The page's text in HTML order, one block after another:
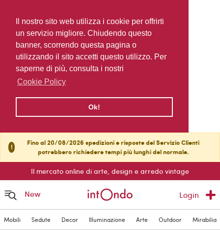
Il nostro sito web utilizza i cookie per offrirti
un servizio migliore. Chiudendo questo
banner, scorrendo questa pagina o
utilizzando il sito accetti questo utilizzo. Per
saperne di più, consulta i nostri
Cookie Policy
Ok!
!
Fino al 20/08/2026 spedizioni e risposte del Servizio Clienti
potrebbero richiedere tempi più lunghi del normale.
Il mercato online di arte, design e arredo vintage
New Login
Mobili Sedute Decor Illuminazione Arte Outdoor Mirabilia